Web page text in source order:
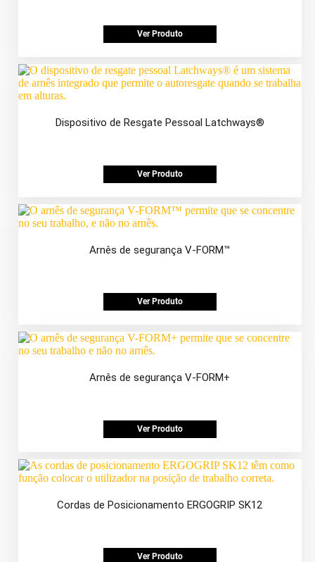
Ver Produto
Dispositivo de Resgate Pessoal Latchways®
Ver Produto
Arnês de segurança V-FORM™
Ver Produto
Arnês de segurança V-FORM+
Ver Produto
Cordas de Posicionamento ERGOGRIP SK12
Ver Produto